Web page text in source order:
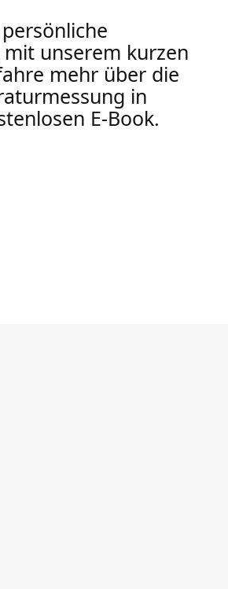
unserem kurzen
mehr über die
in
E-Book.